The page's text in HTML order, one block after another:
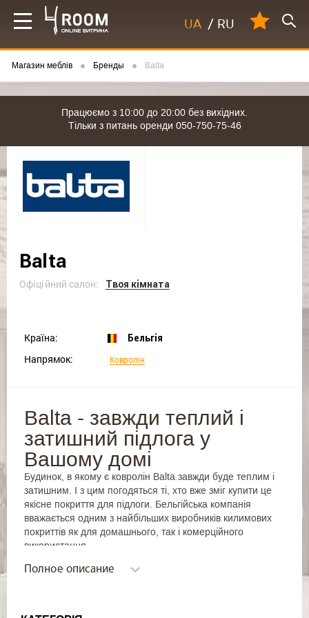
UA / RU
Магазин меблів Бренды Balta
Працюємо з 10:00 до 20:00 без вихідних.
Тільки з питань оренди 050-750-75-46
Balta
Офіційний салон: Твоя кімната
Країна: Бельгія
Напрямок: Ковролін
Balta - завжди теплий і
затишний підлога у
Вашому домі
Будинок, в якому є ковролін Balta завжди буде теплим і
затишним. І з цим погодяться ті, хто вже зміг купити це
якісне покриття для підлоги. Бельгійська компанія
вважається одним з найбільших виробників килимових
покриттів як для домашнього, так і комерційного
використання.
Ковролін Балта: комфорт і
краса сучасного житла
Полное описание